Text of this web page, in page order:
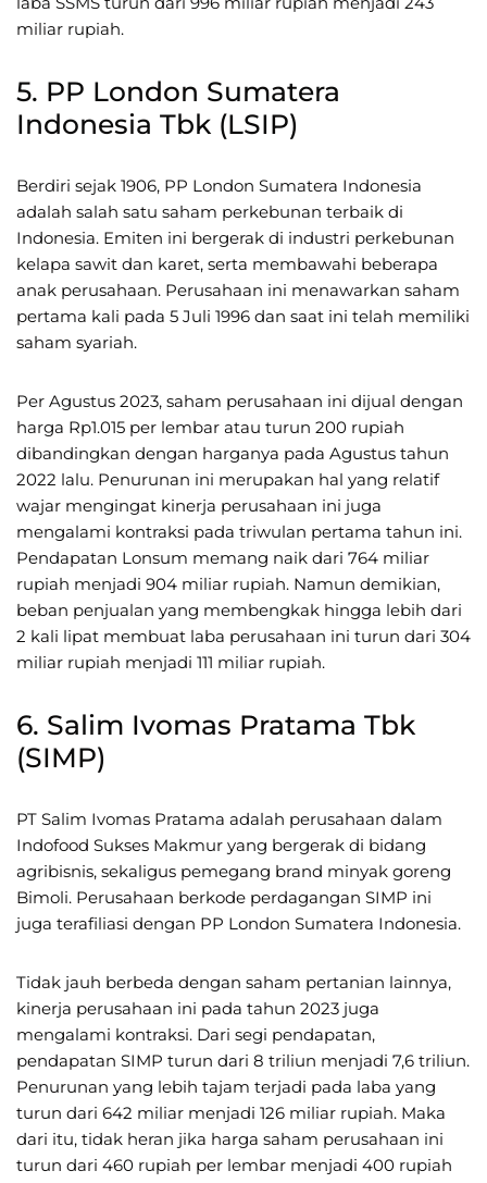
miliar rupiah.
5. PP London Sumatera
Indonesia Tbk (LSIP)
Berdiri sejak 1906, PP London Sumatera Indonesia
adalah salah satu saham perkebunan terbaik di
Indonesia. Emiten ini bergerak di industri perkebunan
kelapa sawit dan karet, serta membawahi beberapa
anak perusahaan. Perusahaan ini menawarkan saham
pertama kali pada 5 Juli 1996 dan saat ini telah memiliki
saham syariah.
Per Agustus 2023, saham perusahaan ini dijual dengan
harga Rp1.015 per lembar atau turun 200 rupiah
dibandingkan dengan harganya pada Agustus tahun
2022 lalu. Penurunan ini merupakan hal yang relatif
wajar mengingat kinerja perusahaan ini juga
mengalami kontraksi pada triwulan pertama tahun ini.
Pendapatan Lonsum memang naik dari 764 miliar
rupiah menjadi 904 miliar rupiah. Namun demikian,
beban penjualan yang membengkak hingga lebih dari
2 kali lipat membuat laba perusahaan ini turun dari 304
miliar rupiah menjadi 111 miliar rupiah.
6. Salim Ivomas Pratama Tbk
(SIMP)
PT Salim Ivomas Pratama adalah perusahaan dalam
Indofood Sukses Makmur yang bergerak di bidang
agribisnis, sekaligus pemegang brand minyak goreng
Bimoli. Perusahaan berkode perdagangan SIMP ini
juga terafiliasi dengan PP London Sumatera Indonesia.
Tidak jauh berbeda dengan saham pertanian lainnya,
kinerja perusahaan ini pada tahun 2023 juga
mengalami kontraksi. Dari segi pendapatan,
pendapatan SIMP turun dari 8 triliun menjadi 7,6 triliun.
Penurunan yang lebih tajam terjadi pada laba yang
turun dari 642 miliar menjadi 126 miliar rupiah. Maka
dari itu, tidak heran jika harga saham perusahaan ini
turun dari 460 rupiah per lembar menjadi 400 rupiah